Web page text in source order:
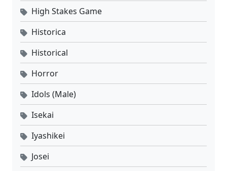
High Stakes Game
Historica
Historical
Horror
Idols (Male)
Isekai
Iyashikei
Josei